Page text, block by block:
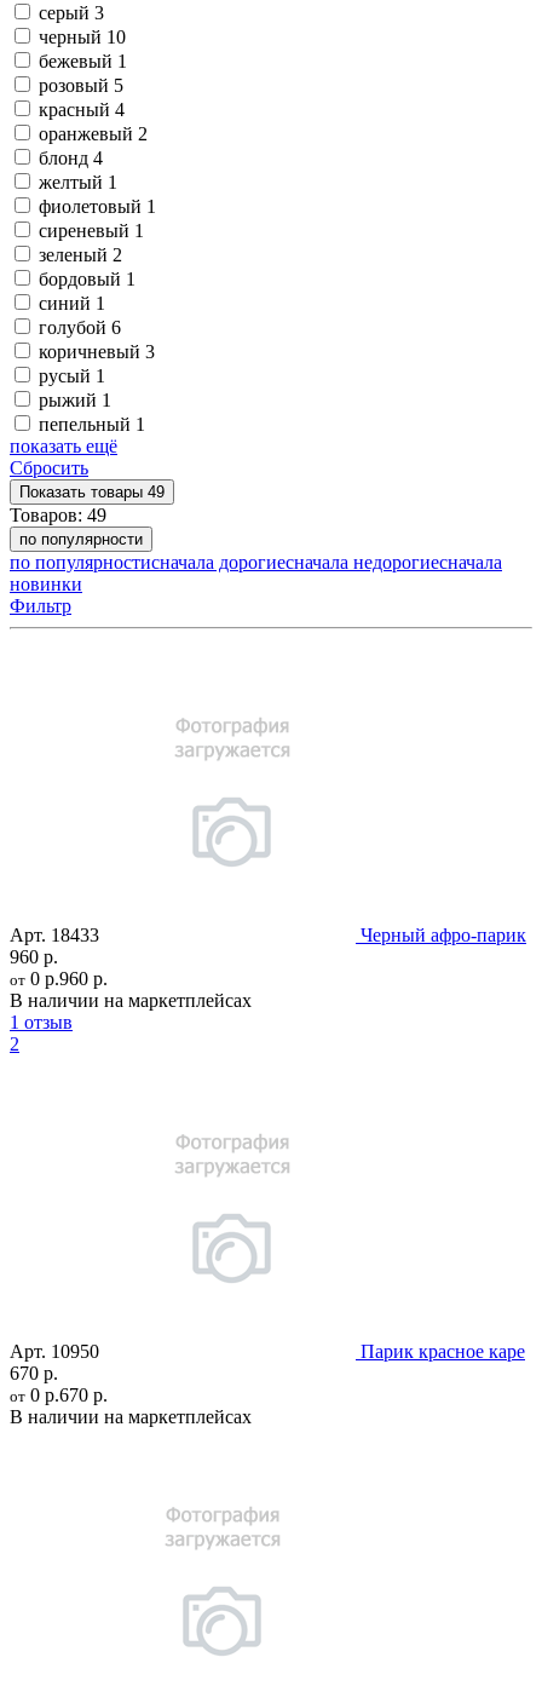
серый 3
черный 10
бежевый 1
розовый 5
красный 4
оранжевый 2
блонд 4
желтый 1
фиолетовый 1
сиреневый 1
зеленый 2
бордовый 1
синий 1
голубой 6
коричневый 3
русый 1
рыжий 1
пепельный 1
показать ещё
Сбросить
Показать товары 49
Товаров: 49
по популярности
по популярностисначала дорогиесначала недорогиесначала
новинки
Фильтр
Арт. 18433
Черный афро-парик
960 р.
от 0 р.960 р.
В наличии на маркетплейсах
1 отзыв
2
Арт. 10950
Парик красное каре
670 р.
от 0 р.670 р.
В наличии на маркетплейсах